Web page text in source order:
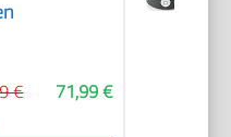
71,99 €
€